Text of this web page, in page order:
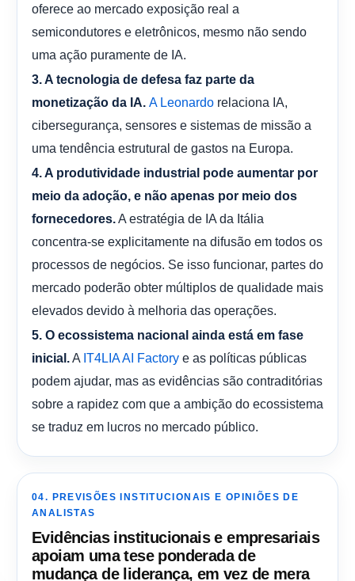
oferece ao mercado exposição real a
semicondutores e eletrônicos, mesmo não sendo
uma ação puramente de IA.
3. A tecnologia de defesa faz parte da
monetização da IA. A Leonardo relaciona IA,
cibersegurança, sensores e sistemas de missão a
uma tendência estrutural de gastos na Europa.
4. A produtividade industrial pode aumentar por
meio da adoção, e não apenas por meio dos
fornecedores. A estratégia de IA da Itália
concentra-se explicitamente na difusão em todos os
processos de negócios. Se isso funcionar, partes do
mercado poderão obter múltiplos de qualidade mais
elevados devido à melhoria das operações.
5. O ecossistema nacional ainda está em fase
inicial. A IT4LIA AI Factory e as políticas públicas
podem ajudar, mas as evidências são contraditórias
sobre a rapidez com que a ambição do ecossistema
se traduz em lucros no mercado público.
04. PREVISÕES INSTITUCIONAIS E OPINIÕES DE
ANALISTAS
Evidências institucionais e empresariais
apoiam uma tese ponderada de
mudança de liderança, em vez de mera